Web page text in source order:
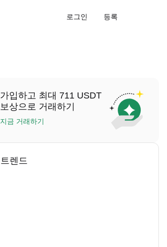
로그인 등록
가입하고 최대 711 USDT
보상으로 거래하기
지금 거래하기
트렌드